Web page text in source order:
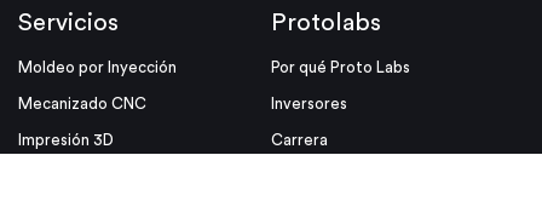
Servicios
Moldeo por Inyección
Mecanizado CNC
Impresión 3D
Protolabs
Por qué Proto Labs
Inversores
Carrera